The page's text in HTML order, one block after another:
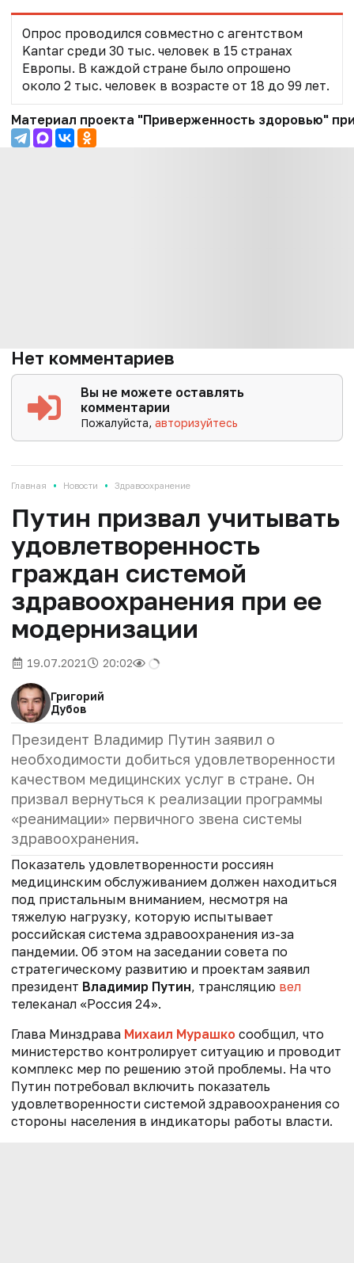
Опрос проводился совместно с агентством
Kantar среди 30 тыс. человек в 15 странах
Европы. В каждой стране было опрошено
около 2 тыс. человек в возрасте от 18 до 99 лет.
Материал проекта "Приверженность здоровью"
Нет комментариев
Вы не можете оставлять
комментарии
Пожалуйста,авторизуйтесь
Главная • Новости • Здравоохранение
Путин призвал учитывать
удовлетворенность
граждан системой
здравоохранения при ее
модернизации
19.07.2021 20:02
Григорий
Дубов
Президент Владимир Путин заявил о
необходимости добиться удовлетворенности
качеством медицинских услуг в стране. Он
призвал вернуться к реализации программы
«реанимации» первичного звена системы
здравоохранения.
Показатель удовлетворенности россиян
медицинским обслуживанием должен находиться
под пристальным вниманием, несмотря на
тяжелую нагрузку, которую испытывает
российская система здравоохранения из-за
пандемии. Об этом на заседании совета по
стратегическому развитию и проектам заявил
президент Владимир Путин, трансляцию вел
телеканал «Россия 24».
Глава Минздрава Михаил Мурашко сообщил, что
министерство контролирует ситуацию и проводит
комплекс мер по решению этой проблемы. На что
Путин потребовал включить показатель
удовлетворенности системой здравоохранения со
стороны населения в индикаторы работы власти.